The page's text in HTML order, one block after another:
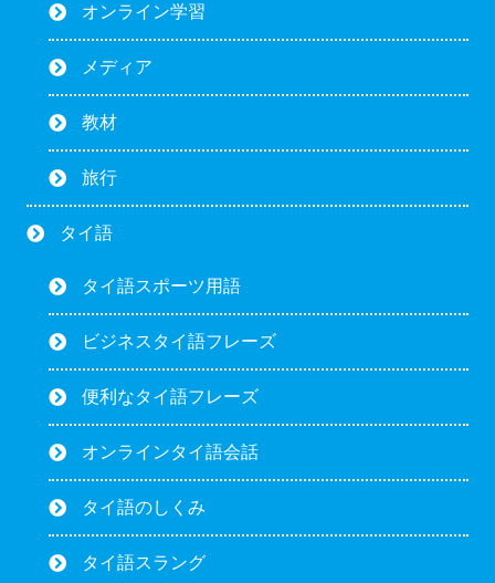
オンライン学習
メディア
教材
旅行
タイ語
タイ語スポーツ用語
ビジネスタイ語フレーズ
便利なタイ語フレーズ
オンラインタイ語会話
タイ語のしくみ
タイ語スラング